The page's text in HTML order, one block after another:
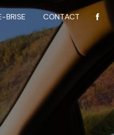
BRISE CONTACT